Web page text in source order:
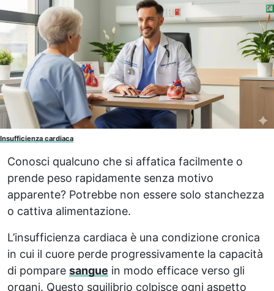
Insufficienza cardiaca
Conosci qualcuno che si affatica facilmente o
prende peso rapidamente senza motivo
apparente? Potrebbe non essere solo stanchezza
o cattiva alimentazione.
L’insufficienza cardiaca è una condizione cronica
in cui il cuore perde progressivamente la capacità
di pompare sangue in modo efficace verso gli
organi. Questo squilibrio colpisce ogni aspetto